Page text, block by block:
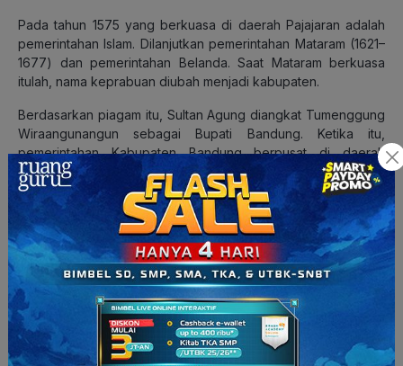
Pada tahun 1575 yang berkuasa di daerah Pajajaran adalah
pemerintahan Islam. Dilanjutkan pemerintahan Mataram (1621–
1677) dan pemerintahan Belanda. Saat Mataram berkuasa
itulah, nama keprabuan diubah menjadi kabupaten.
Berdasarkan piagam itu, Sultan Agung diangkat Tumenggung
Wiraangunangun sebagai Bupati Bandung. Ketika itu,
pemerintahan Kabupaten Bandung berpusat di daerah
Krapyak atau Bojongasih. Tepatnya di tepi Sungai
Cikapundung, dekat muaranya, yaitu Sungai Citarum. Nama
Krapyak kemudian berganti menjadi Citeureup. Nama itu
hingga kini tetap abadi menjadi salah satu nama desa di
Dayeuhkolot.
Pada masa Bupati Wiranatakusumah II (1794-1829) Ibu Kota
Kabupaten Bandung dipindahkan dari Krapyak (Dayeuhkolot)
ke pinggir Sungai Cikapundung atau Alun-alun Bandung
sekarang. Pemindahan tersebut berdasarkan perintah
Gubernur Jenderal Hindia Belanda,”Deandels”. Peristiwa itu